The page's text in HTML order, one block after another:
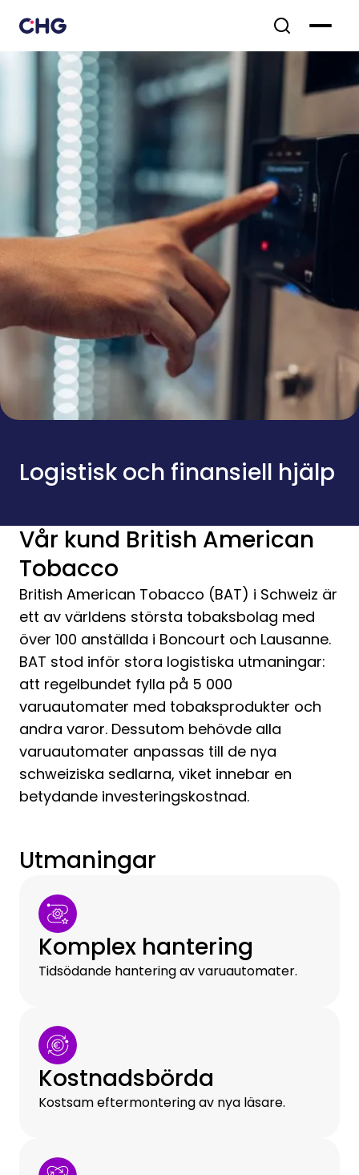
Logistisk och finansiell hjälp
Vår kund British American
Tobacco
British American Tobacco (BAT) i Schweiz är
ett av världens största tobaksbolag med
över 100 anställda i Boncourt och Lausanne.
BAT stod inför stora logistiska utmaningar:
att regelbundet fylla på 5 000
varuautomater med tobaksprodukter och
andra varor. Dessutom behövde alla
varuautomater anpassas till de nya
schweiziska sedlarna, viket innebar en
betydande investeringskostnad.
Utmaningar
Komplex hantering
Tidsödande hantering av varuautomater.
Kostnadsbörda
Kostsam eftermontering av nya läsare.